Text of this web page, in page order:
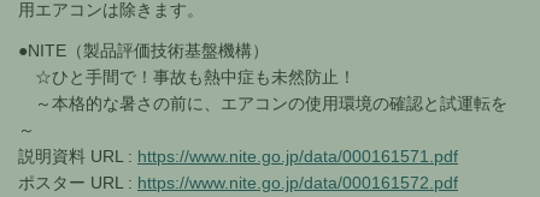
用エアコンは除きます。
●NITE（製品評価技術基盤機構）
☆ひと手間で！事故も熱中症も未然防止！
～本格的な暑さの前に、エアコンの使用環境の確認と試運転を
～
説明資料 URL : https://www.nite.go.jp/data/000161571.pdf
ポスター URL : https://www.nite.go.jp/data/000161572.pdf